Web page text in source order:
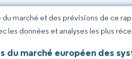
du marché et des prévisions de ce
les données et analyses les plus
du marché européen des